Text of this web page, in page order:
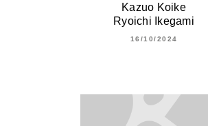
Kazuo Koike
Ryoichi Ikegami
16/10/2024